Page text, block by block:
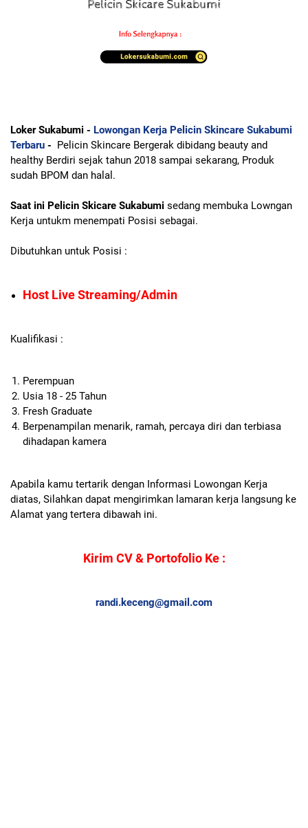
Loker Sukabumi - Lowongan Kerja Pelicin Skincare Sukabumi
Terbaru - Pelicin Skincare Bergerak dibidang beauty and
healthy Berdiri sejak tahun 2018 sampai sekarang, Produk
sudah BPOM dan halal.
Saat ini Pelicin Skicare Sukabumi sedang membuka Lowngan
Kerja untukm menempati Posisi sebagai.
Dibutuhkan untuk Posisi :
Host Live Streaming/Admin
Kualifikasi :
Perempuan
Usia 18 - 25 Tahun
Fresh Graduate
Berpenampilan menarik, ramah, percaya diri dan terbiasa
dihadapan kamera
Apabila kamu tertarik dengan Informasi Lowongan Kerja
diatas, Silahkan dapat mengirimkan lamaran kerja langsung ke
Alamat yang tertera dibawah ini.
Kirim CV & Portofolio Ke :
randi.keceng@gmail.com